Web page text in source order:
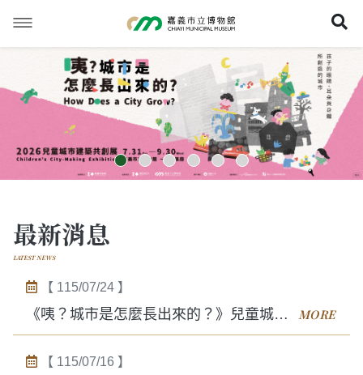
要
最新消息
LATEST NEWS
【 115/07/24 】
《咦？城市是怎麼長出來的？》兒童城市建築共創展 特展教育活動
【 115/07/16 】